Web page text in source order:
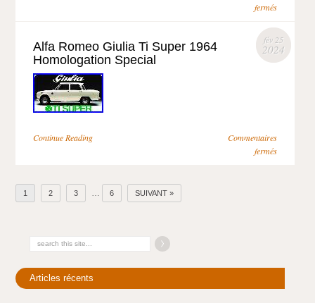
fermés
fév 25
2024
Alfa Romeo Giulia Ti Super 1964
Homologation Special
Continue Reading
Commentaires
fermés
1 2 3 … 6 SUIVANT »
Articles récents